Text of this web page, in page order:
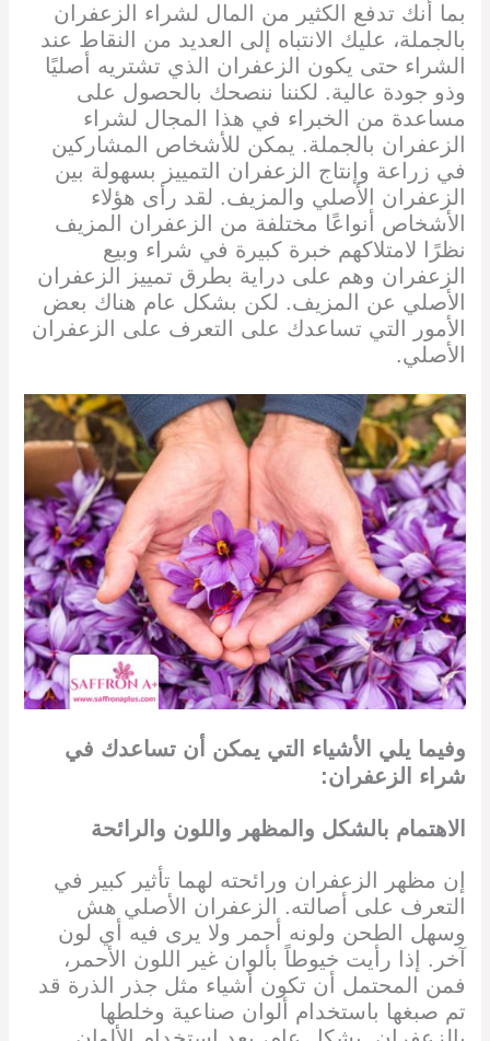
بما أنك تدفع الكثير من المال لشراء الزعفران
بالجملة، عليك الانتباه إلى العديد من النقاط عند
الشراء حتى يكون الزعفران الذي تشتريه أصليًا
وذو جودة عالية. لكننا ننصحك بالحصول على
مساعدة من الخبراء في هذا المجال لشراء
الزعفران بالجملة. يمكن للأشخاص المشاركين
في زراعة وإنتاج الزعفران التمييز بسهولة بين
الزعفران الأصلي والمزيف. لقد رأى هؤلاء
الأشخاص أنواعًا مختلفة من الزعفران المزيف
نظرًا لامتلاكهم خبرة كبيرة في شراء وبيع
الزعفران وهم على دراية بطرق تمييز الزعفران
الأصلي عن المزيف. لكن بشكل عام هناك بعض
الأمور التي تساعدك على التعرف على الزعفران
الأصلي.
وفيما يلي الأشياء التي يمكن أن تساعدك في
شراء الزعفران:
الاهتمام بالشكل والمظهر واللون والرائحة
إن مظهر الزعفران ورائحته لهما تأثير كبير في
التعرف على أصالته. الزعفران الأصلي هش
وسهل الطحن ولونه أحمر ولا يرى فيه أي لون
آخر. إذا رأيت خيوطاً بألوان غير اللون الأحمر،
فمن المحتمل أن تكون أشياء مثل جذر الذرة قد
تم صبغها باستخدام ألوان صناعية وخلطها